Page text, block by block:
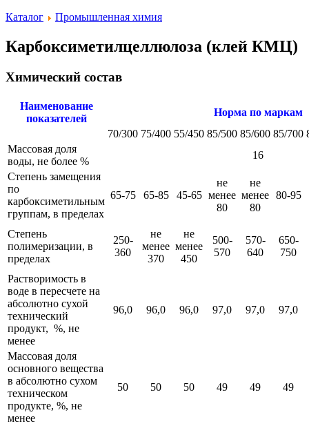
Каталог
Промышленная химия
Карбоксиметилцеллюлоза (клей КМЦ)
Химический состав
Наименование
показателей
Норма по маркам
70/300 75/400 55/450 85/500 85/600 85/700
Массовая доля
воды, не более %
16
Степень замещения
по
карбоксиметильным
группам, в пределах
65-75 65-85 45-65
не
менее
80
не
менее
80
80-95
Степень
полимеризации, в
пределах
250-
360
не
менее
370
не
менее
450
500-
570
570-
640
650-
750
Растворимость в
воде в пересчете на
абсолютно сухой
технический
продукт, %, не
менее
96,0 96,0 96,0 97,0 97,0 97,0
Массовая доля
основного вещества
в абсолютно сухом
техническом
продукте, %, не
менее
50 50 50 49 49 49